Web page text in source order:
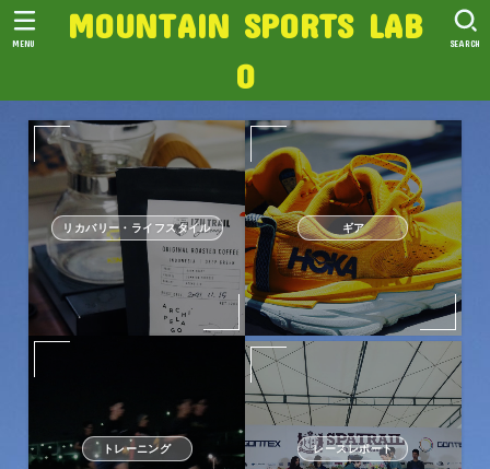
MOUNTAIN SPORTS LAB
O
SEARCH
MENU
リカバリー・ライフスタイル ギア
トレーニング レースレポート